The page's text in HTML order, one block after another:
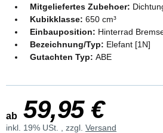
Mitgeliefertes Zubehoer:
Kubikklasse: 650 cm³
Einbauposition: Hinterrad
Bezeichnung/Typ: Elefant [1N]
Gutachten Typ: ABE
ab 59,95 €
inkl. 19% USt. , zzgl. Versand